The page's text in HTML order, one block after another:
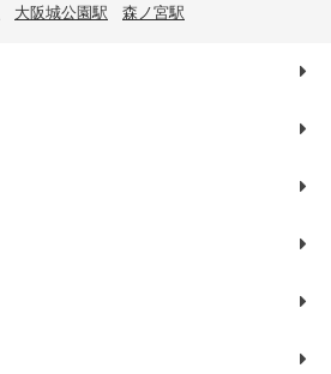
大阪城公園駅 森ノ宮駅